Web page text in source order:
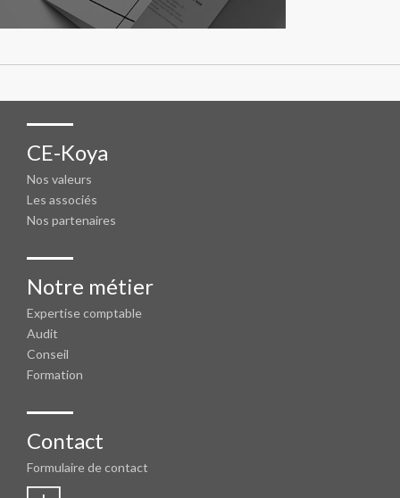
CE-Koya
Nos valeurs
Les associés
Nos partenaires
Notre métier
Expertise comptable
Audit
Conseil
Formation
Contact
Formulaire de contact